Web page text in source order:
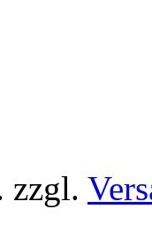
zzgl.